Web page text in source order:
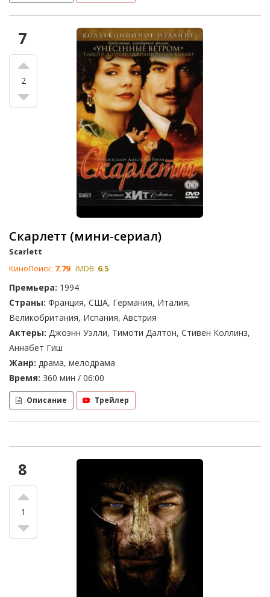
7
2
Скарлетт (мини-сериал)
Scarlett
КиноПоиск: 7.79 IMDB: 6.5
Премьера: 1994
Страны: Франция, США, Германия, Италия,
Великобритания, Испания, Австрия
Актеры: Джоэнн Уэлли, Тимоти Далтон, Стивен Коллинз,
Аннабет Гиш
Жанр: драма, мелодрама
Время: 360 мин / 06:00
Описание Трейлер
8
1